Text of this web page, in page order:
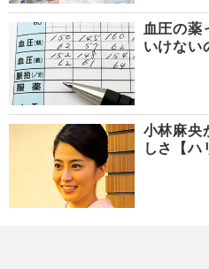
血圧の薬
いけな
小林麻央
しさ【ハ